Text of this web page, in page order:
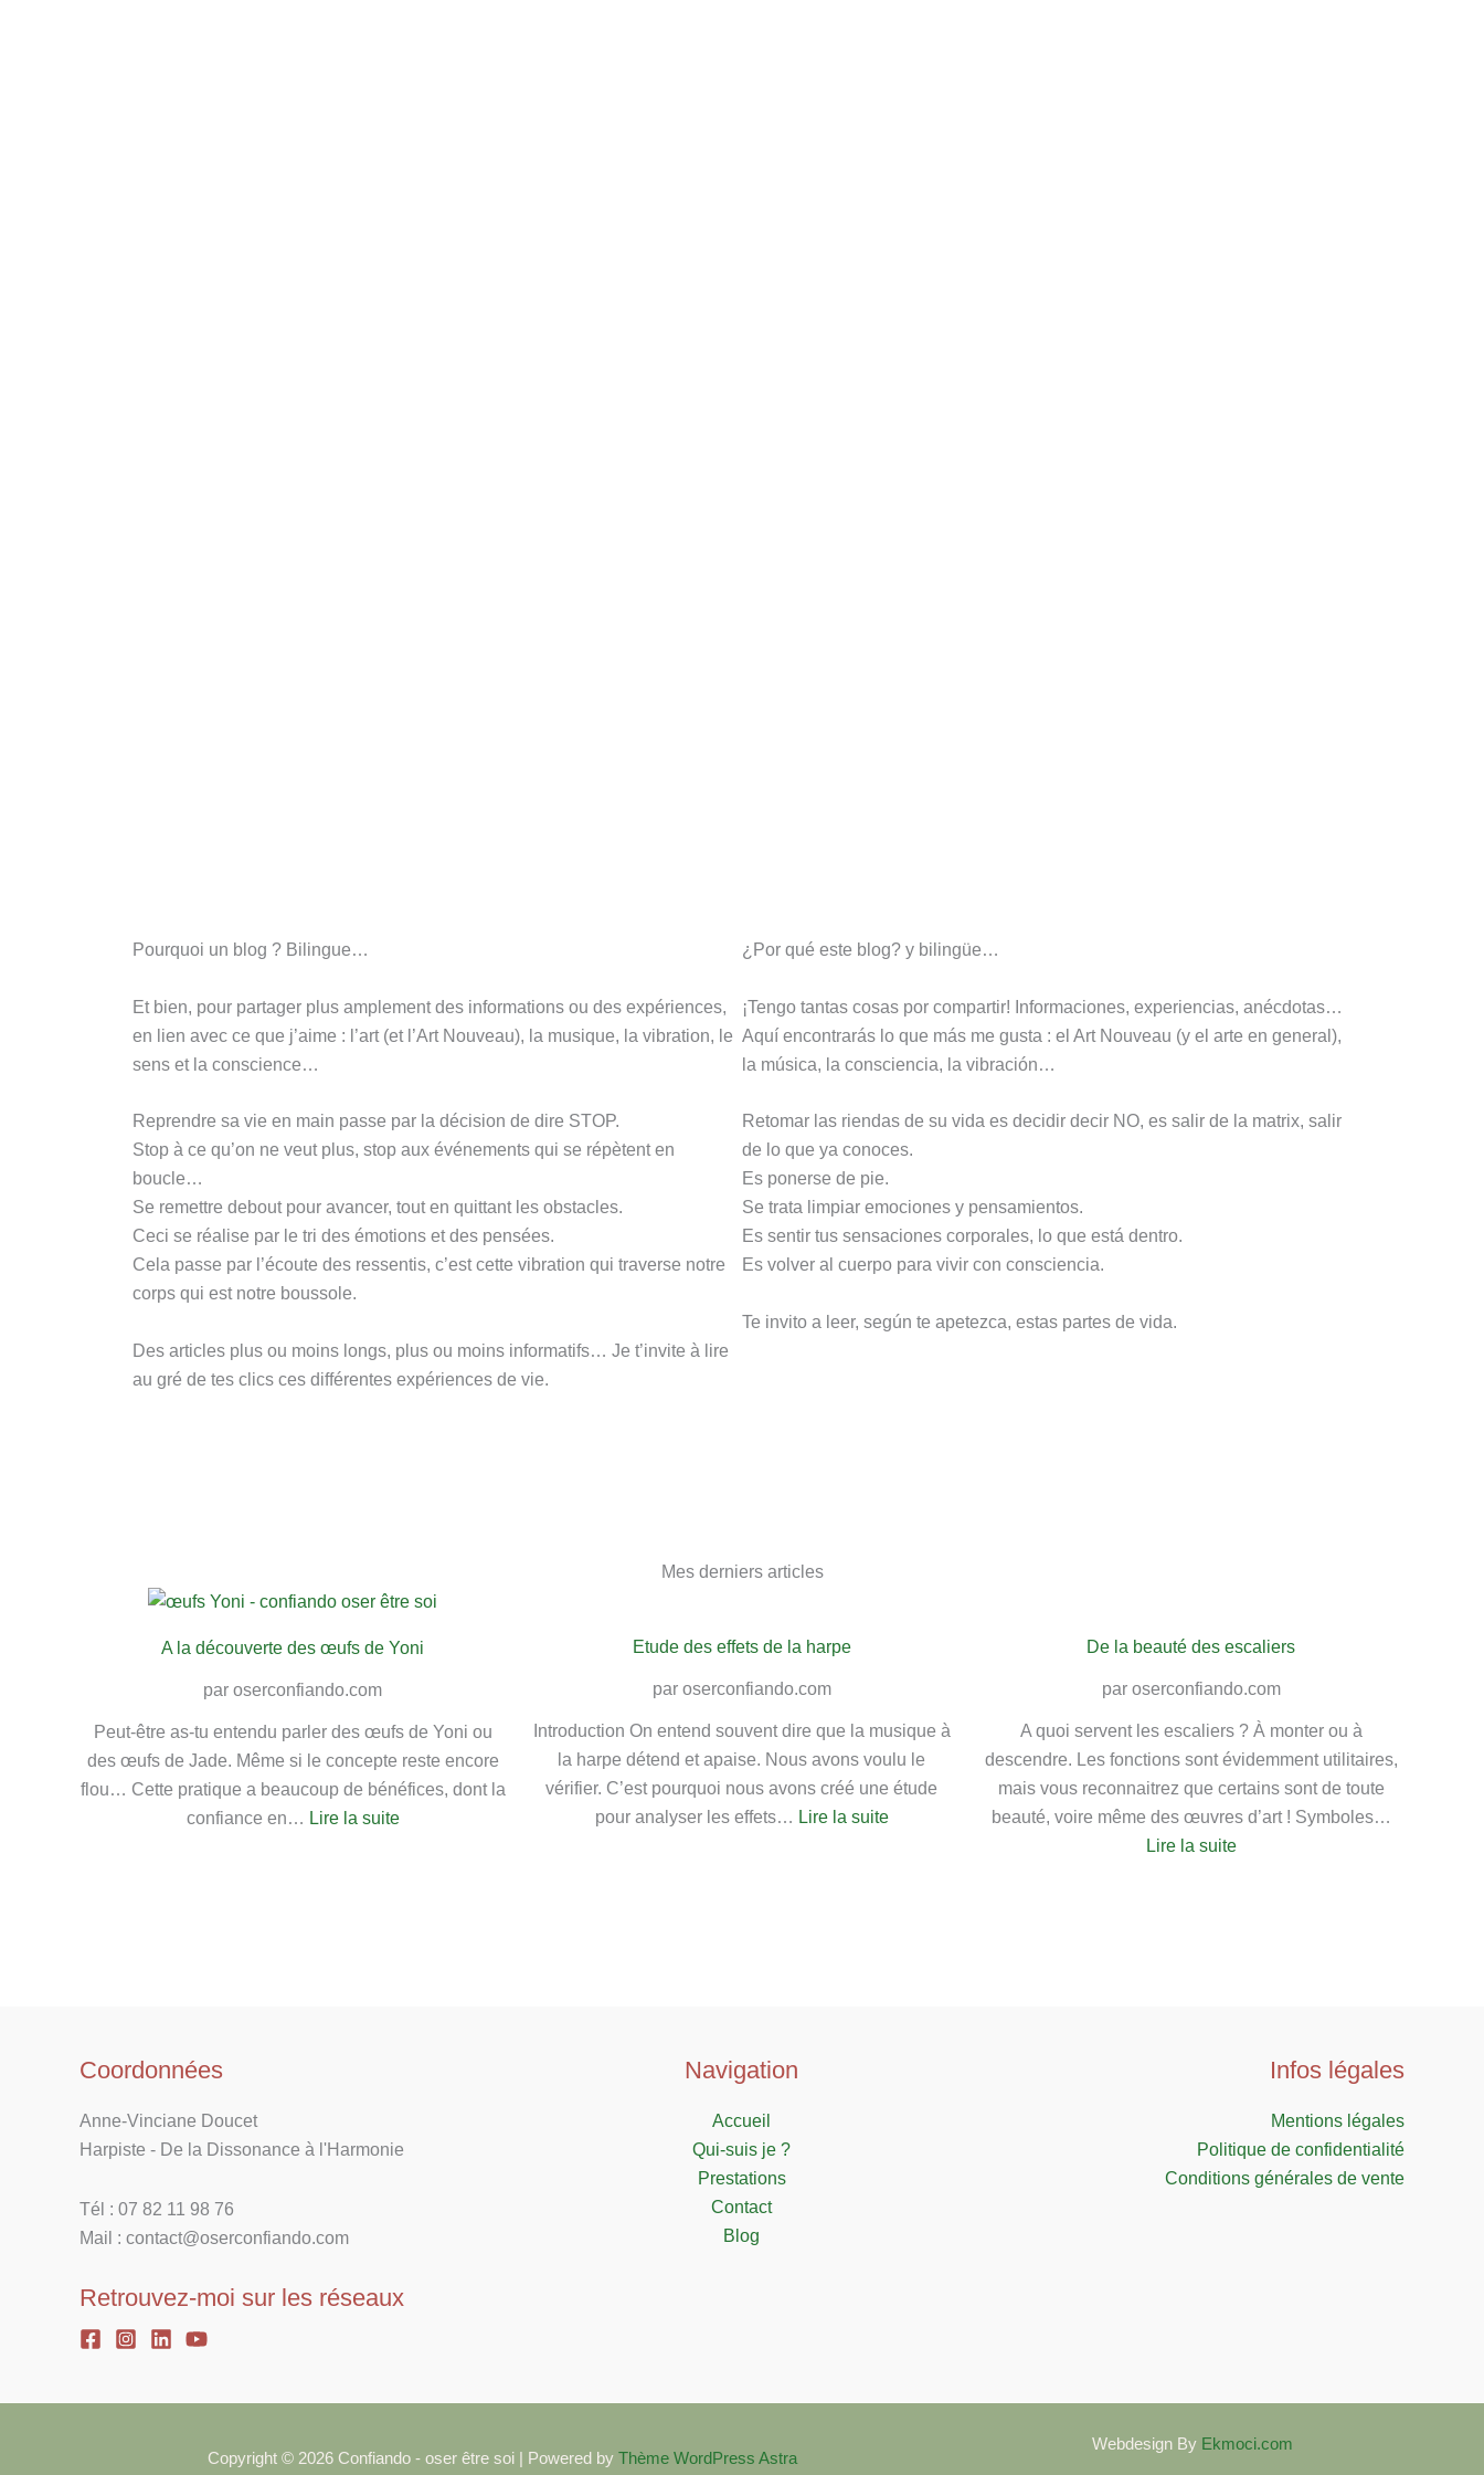
Pourquoi un blog ? Bilingue…
Et bien, pour partager plus amplement des informations ou des expériences,
en lien avec ce que j’aime : l’art (et l’Art Nouveau), la musique, la vibration, le
sens et la conscience…
Reprendre sa vie en main passe par la décision de dire STOP.
Stop à ce qu’on ne veut plus, stop aux événements qui se répètent en
boucle…
Se remettre debout pour avancer, tout en quittant les obstacles.
Ceci se réalise par le tri des émotions et des pensées.
Cela passe par l’écoute des ressentis, c’est cette vibration qui traverse notre
corps qui est notre boussole.
Des articles plus ou moins longs, plus ou moins informatifs… Je t’invite à lire
au gré de tes clics ces différentes expériences de vie.
¿Por qué este blog? y bilingüe…
¡Tengo tantas cosas por compartir! Informaciones, experiencias, anécdotas…
Aquí encontrarás lo que más me gusta : el Art Nouveau (y el arte en general),
la música, la consciencia, la vibración…
Retomar las riendas de su vida es decidir decir NO, es salir de la matrix, salir
de lo que ya conoces.
Es ponerse de pie.
Se trata limpiar emociones y pensamientos.
Es sentir tus sensaciones corporales, lo que está dentro.
Es volver al cuerpo para vivir con consciencia.
Te invito a leer, según te apetezca, estas partes de vida.
Mes derniers articles
A la découverte des œufs de Yoni
par oserconfiando.com
Peut-être as-tu entendu parler des œufs de Yoni ou
des œufs de Jade. Même si le concepte reste encore
flou… Cette pratique a beaucoup de bénéfices, dont la
confiance en… Lire la suite:
Etude des effets de la harpe
par oserconfiando.com
Introduction On entend souvent dire que la musique à
la harpe détend et apaise. Nous avons voulu le
vérifier. C’est pourquoi nous avons créé une étude
pour analyser les effets… Lire la suite:
De la beauté des escaliers
par oserconfiando.com
A quoi servent les escaliers ? À monter ou à
descendre. Les fonctions sont évidemment utilitaires,
mais vous reconnaitrez que certains sont de toute
beauté, voire même des œuvres d’art ! Symboles…
Lire la suite:
Coordonnées
Anne-Vinciane Doucet
Harpiste - De la Dissonance à l'Harmonie
Tél : 07 82 11 98 76
Mail : contact@oserconfiando.com
Retrouvez-moi sur les réseaux
Navigation
Accueil
Qui-suis je ?
Prestations
Contact
Blog
Infos légales
Mentions légales
Politique de confidentialité
Conditions générales de vente
Copyright © 2026 Confiando - oser être soi | Powered byThème WordPress Astra
Webdesign By Ekmoci.com